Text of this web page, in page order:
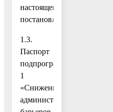
настоящему
постановлению;
1.3.
Паспорт
подпрограммы
1
«Снижение
административных